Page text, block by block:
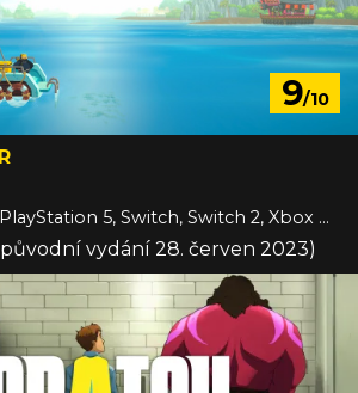
9/10
PC, PlayStation 4, PlayStation 5, Switch, Switch 2, Xbox One, Xbox Series
vydání 28. červen 2023)